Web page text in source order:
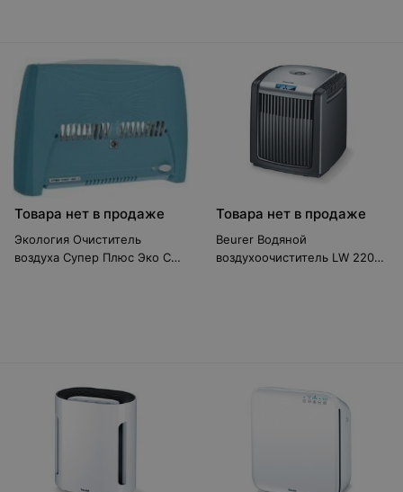
Товара нет в продаже
Экология Очиститель
воздуха Супер Плюс Эко С
Товара нет в продаже
Beurer Водяной
воздухоочиститель LW 220